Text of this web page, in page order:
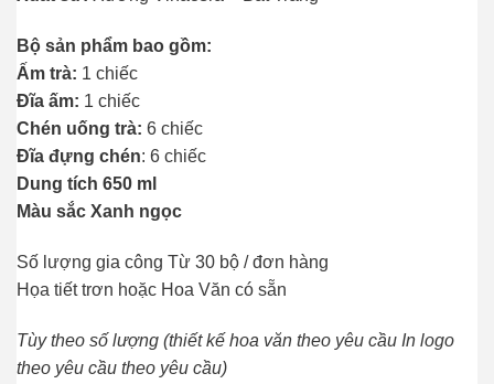
Bộ sản phẩm bao gồm:
Ấm trà: 1 chiếc
Đĩa ấm: 1 chiếc
Chén uống trà: 6 chiếc
Đĩa đựng chén: 6 chiếc
Dung tích 650 ml
Màu sắc Xanh ngọc
Số lượng gia công Từ 30 bộ / đơn hàng
Họa tiết trơn hoặc Hoa Văn có sẵn
Tùy theo số lượng (thiết kế hoa văn theo yêu cầu In logo
theo yêu cầu theo yêu cầu)